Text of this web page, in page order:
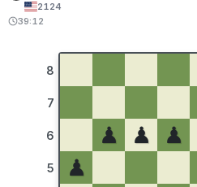
2124
39:12
8
7
6
5
♟
♟ ♟
♟